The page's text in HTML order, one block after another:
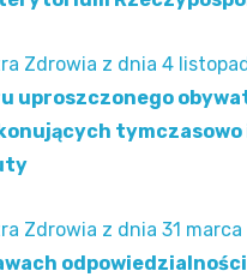
Zdrowia z dnia 4
uproszczonego
Zdrowia z dnia 31 marca